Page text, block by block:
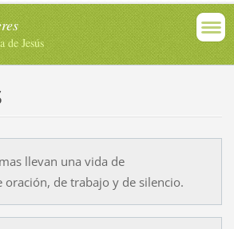
de Jesús
llevan una vida de
oración, de trabajo y de silencio.